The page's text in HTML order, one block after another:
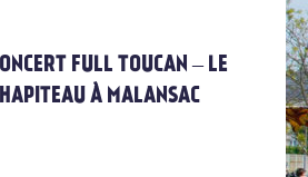
FULL TOUCAN – LE
À MALANSAC